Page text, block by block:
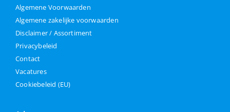
Algemene Voorwaarden
Algemene zakelijke voorwaarden
Disclaimer / Assortiment
Privacybeleid
Contact
Vacatures
Cookiebeleid (EU)